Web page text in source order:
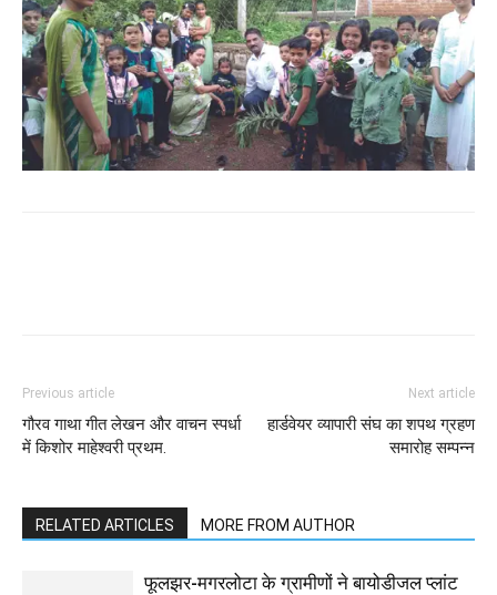
Previous article
गौरव गाथा गीत लेखन और वाचन स्पर्धा
में किशोर माहेश्वरी प्रथम.
Next article
हार्डवेयर व्यापारी संघ का शपथ ग्रहण
समारोह सम्पन्न
RELATED ARTICLES MORE FROM AUTHOR
फूलझर-मगरलोटा के ग्रामीणों ने बायोडीजल प्लांट